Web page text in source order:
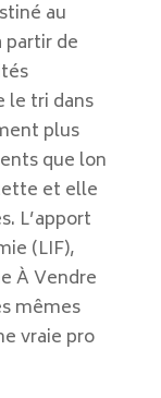
au
partir de
le tri dans
plus
que lon
et elle
L’apport
(LIF),
À Vendre
mêmes
vraie pro